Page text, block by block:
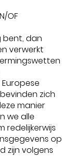
OF
bent, dan
verwerkt
zich
manier
we alle
redelijkerwijs
op
zijn volgens